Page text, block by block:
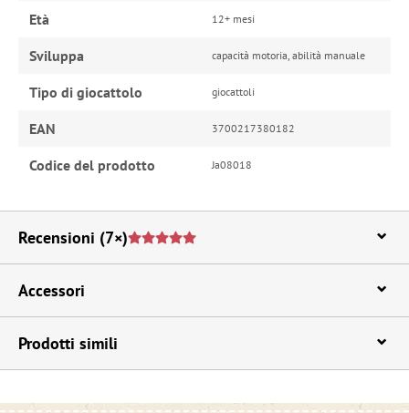
Età 12+ mesi
Sviluppa capacità motoria, abilità manuale
Tipo di giocattolo giocattoli
EAN 3700217380182
Codice del prodotto Ja08018
Recensioni (7×)
Accessori
Prodotti simili